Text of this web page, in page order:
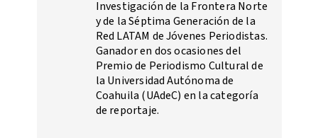
Investigación de la Frontera Norte
y de la Séptima Generación de la
Red LATAM de Jóvenes Periodistas.
Ganador en dos ocasiones del
Premio de Periodismo Cultural de
la Universidad Autónoma de
Coahuila (UAdeC) en la categoría
de reportaje.